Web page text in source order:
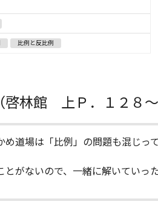
比例と反比例
林館 上Ｐ．１２８～
道場は「比例」の問題も混じっ
がないので、一緒に解いていった